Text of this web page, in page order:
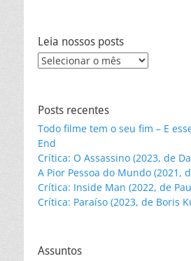
Leia nossos posts
Leia
Posts recentes
Todo filme tem o seu fim – E
End
Crítica: O Assassino (2023, de
A Pior Pessoa do Mundo (2021,
Crítica: Inside Man (2022, de
Crítica: Paraíso (2023, de Boris
Assuntos